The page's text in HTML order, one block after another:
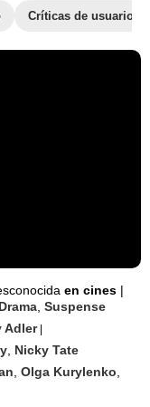
Críticas de usuarios
en cines |
Drama ,Suspense
Adler |
Nicky Tate
,Olga Kurylenko